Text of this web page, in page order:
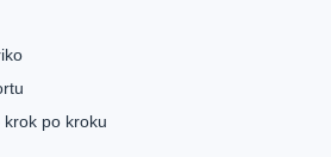
po kroku